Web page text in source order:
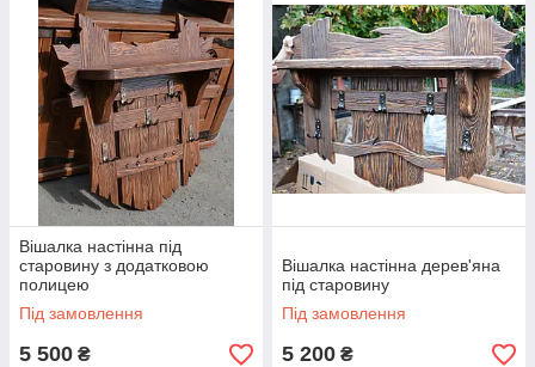
🔑Переваги:
100% натуральне дерево
Ефект ручного старіння
Індивідуальні розміри, колір та фурнітура
Доставка по всій Україні
👉 Перегляньте колекцію вішалок:pro-wood.com.ua
Вішалка настінна під
старовину з додатковою
полицею
Під замовлення
5 500 ₴
Вішалка настінна дерев'яна
під старовину
Під замовлення
5 200 ₴